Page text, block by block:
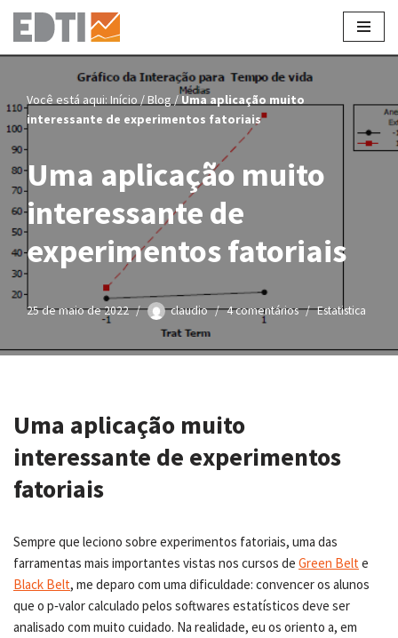
Pular
conteúdo
Você está aqui: Início / Blog /Uma aplicação muito
interessante de experimentos fatoriais
Uma aplicação muito
interessante de
experimentos fatoriais
25 de maio de 2022 claudio 4 comentários Estatistica
Uma aplicação muito
interessante de experimentos
fatoriais
Sempre que leciono sobre experimentos fatoriais, uma das
farramentas mais importantes vistas nos cursos de Green Belt e
Black Belt, me deparo com uma dificuldade: convencer os alunos
que o p‐valor calculado pelos softwares estatísticos deve ser
analisado com muito cuidado. Na realidade, eu os oriento a, em